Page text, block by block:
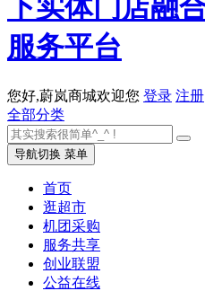
您好,蔚岚商城欢迎您 登录 注册
全部分类
导航切换 菜单
首页
逛超市
机团采购
服务共享
创业联盟
公益在线